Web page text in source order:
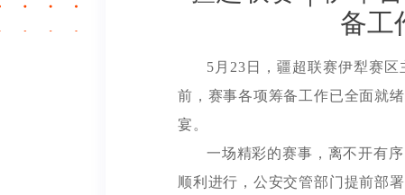
备工
5月23日，疆超联赛伊犁赛
前，赛事各项筹备工作已全面就
宴。
一场精彩的赛事，离不开有
顺利进行，公安交管部门提前部